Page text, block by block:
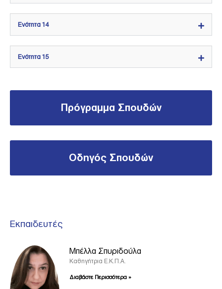
Ενότητα 14
Ενότητα 15
Πρόγραμμα Σπουδών
Οδηγός Σπουδών
Εκπαιδευτές
Μπέλλα Σπυριδούλα
Καθηγήτρια Ε.Κ.Π.Α.
Διαβάστε Περισσότερα »